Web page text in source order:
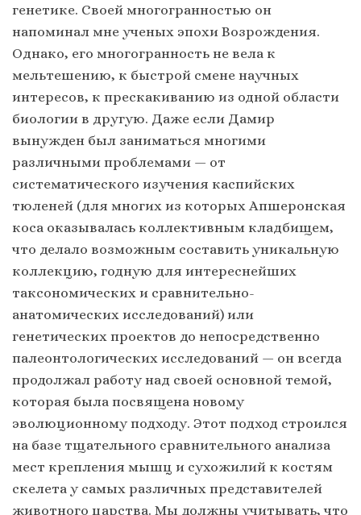
генетике. Своей многогранностью он
напоминал мне ученых эпохи Возрождения.
Однако, его многогранность не вела к
мельтешению, к быстрой смене научных
интересов, к прескакиванию из одной области
биологии в другую. Даже если Дамир
вынужден был заниматься многими
различными проблемами — от
систематического изучения каспийских
тюленей (для многих из которых Апшеронская
коса оказывалась коллективным кладбищем,
что делало возможным составить уникальную
коллекцию, годную для интереснейших
таксономических и сравнительно-
анатомических исследований) или
генетических проектов до непосредственно
палеонтологических исследований — он всегда
продолжал работу над своей основной темой,
которая была посвящена новому
эволюционному подходу. Этот подход строился
на базе тщательного сравнительного анализа
мест крепления мышц и сухожилий к костям
скелета у самых различных представителей
животного царства. Мы должны учитывать, что